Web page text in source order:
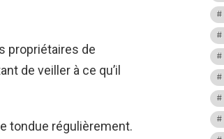
propriétaires de
de veiller à ce qu’il
tondue régulièrement.